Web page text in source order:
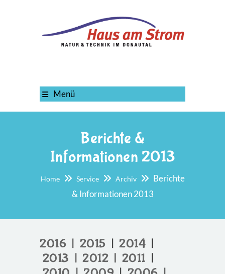
Menü
Berichte &
Informationen 2013
Home Service Archiv
Berichte
& Informationen 2013
2016 | 2015 | 2014 |
2013 | 2012 | 2011 |